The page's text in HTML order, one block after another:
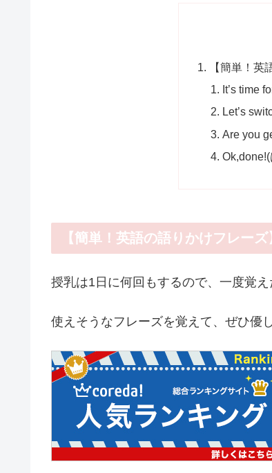
【簡単！英
It’s time
Let’s
Are you
【簡単！英語の語りかけフレー
授乳は1日に何回もするので、一度覚え
使えそうなフレーズを覚えて、ぜひ優